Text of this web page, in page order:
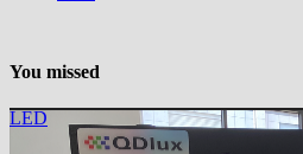
You missed
LED